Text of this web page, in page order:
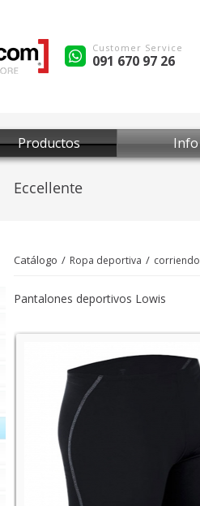
Customer Service
091 670 97 26
Productos Info
Catálogo Ropa deportiva corriendo
Pantalones deportivos Lowis